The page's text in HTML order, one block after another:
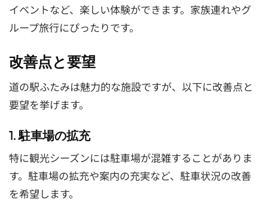
イベントなど、楽しい体験ができます。家族連れやグ
ループ旅行にぴったりです。
改善点と要望
道の駅ふたみは魅力的な施設ですが、以下に改善点と
要望を挙げます。
1. 駐車場の拡充
特に観光シーズンには駐車場が混雑することがありま
す。駐車場の拡充や案内の充実など、駐車状況の改善
を希望します。